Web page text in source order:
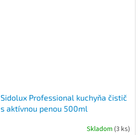
Sidolux Professional kuchyňa čistič
s aktívnou penou 500ml
Skladom (3 ks)